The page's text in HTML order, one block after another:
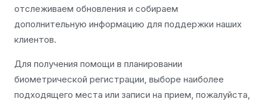
отслеживаем обновления и собираем
дополнительную информацию для поддержки наших
клиентов.
Для получения помощи в планировании
биометрической регистрации, выборе наиболее
подходящего места или записи на прием, пожалуйста,